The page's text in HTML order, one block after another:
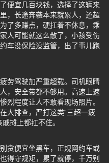
便宜几百块钱，选择了这辆来
，长途奔袭本来就累人，还超
了多赚点，硬扛着不休息，乘
人可能就这么散了，小孩受伤
车没保险没监管，出了事儿跑
劳驾驶加严重超载。司机眼睛
，安全带都不够用。高速上速
烈程度让人不敢看现场照片。
大排查，严打这类“三超一疲
摊上都扛不住。
贪便宜坐黑车，正规网约车或
得守规矩，累了就停，千万别